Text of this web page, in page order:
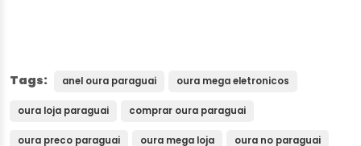
Tags: anel oura paraguai oura mega eletronicos
oura loja paraguai comprar oura paraguai
oura preco paraguai oura mega loja oura no paraguai